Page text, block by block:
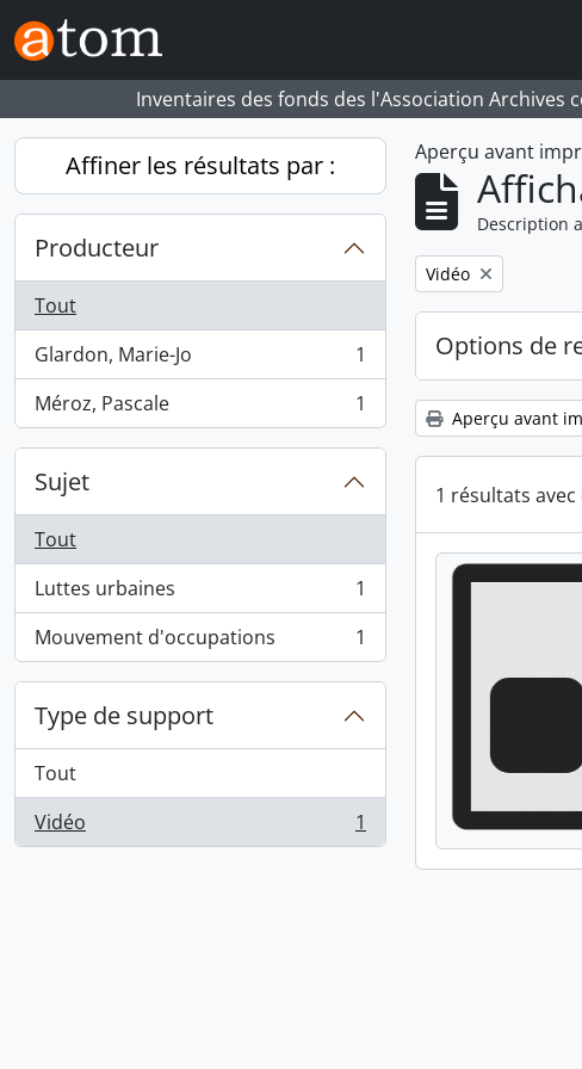
Skip to main content
Inventaires des fonds des l'Association Archives
Affiner les résultats par :
Producteur
Tout
Glardon, Marie-Jo
, 1 résultats
1
Méroz, Pascale
, 1 résultats 1
Sujet
Tout
Luttes urbaines
, 1 résultats
1
Mouvement d'occupations
, 1 résultats 1
Type de support
Tout
Vidéo
, 1 résultats 1
Aperçu avant
Description
Remove filter:
Vidéo
Options de
Aperçu avant
1 résultats